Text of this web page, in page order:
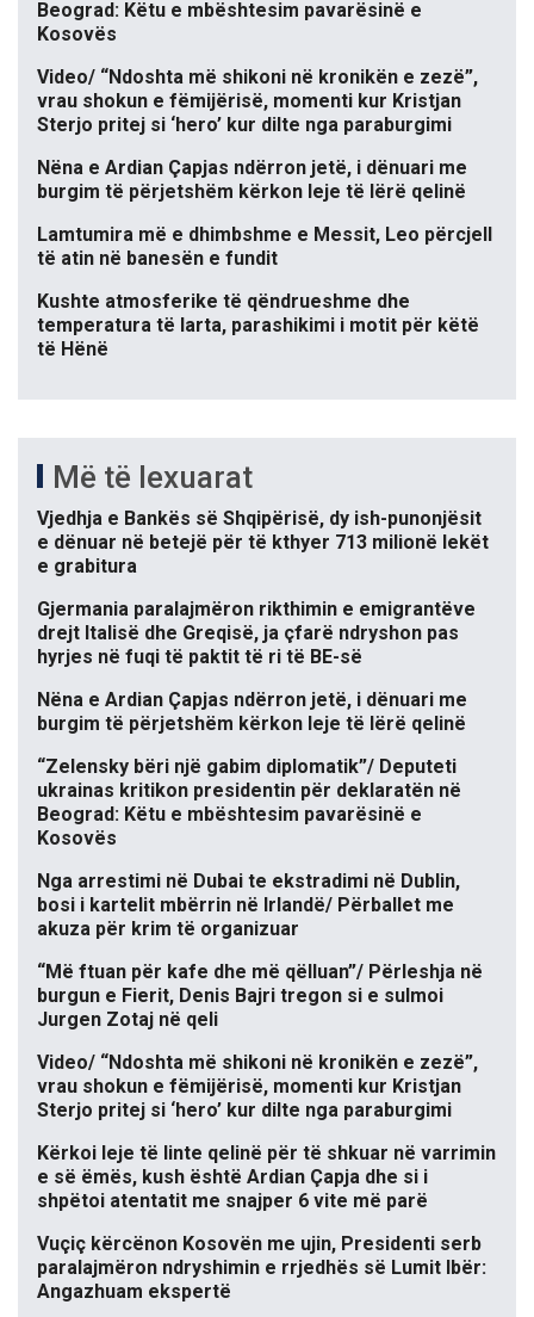
Beograd: Këtu e mbështesim pavarësinë e
Kosovës
Video/ “Ndoshta më shikoni në kronikën e zezë”,
vrau shokun e fëmijërisë, momenti kur Kristjan
Sterjo pritej si ‘hero’ kur dilte nga paraburgimi
Nëna e Ardian Çapjas ndërron jetë, i dënuari me
burgim të përjetshëm kërkon leje të lërë qelinë
Lamtumira më e dhimbshme e Messit, Leo përcjell
të atin në banesën e fundit
Kushte atmosferike të qëndrueshme dhe
temperatura të larta, parashikimi i motit për këtë
të Hënë
Më të lexuarat
Vjedhja e Bankës së Shqipërisë, dy ish-punonjësit
e dënuar në betejë për të kthyer 713 milionë lekët
e grabitura
Gjermania paralajmëron rikthimin e emigrantëve
drejt Italisë dhe Greqisë, ja çfarë ndryshon pas
hyrjes në fuqi të paktit të ri të BE-së
Nëna e Ardian Çapjas ndërron jetë, i dënuari me
burgim të përjetshëm kërkon leje të lërë qelinë
“Zelensky bëri një gabim diplomatik”/ Deputeti
ukrainas kritikon presidentin për deklaratën në
Beograd: Këtu e mbështesim pavarësinë e
Kosovës
Nga arrestimi në Dubai te ekstradimi në Dublin,
bosi i kartelit mbërrin në Irlandë/ Përballet me
akuza për krim të organizuar
“Më ftuan për kafe dhe më qëlluan”/ Përleshja në
burgun e Fierit, Denis Bajri tregon si e sulmoi
Jurgen Zotaj në qeli
Video/ “Ndoshta më shikoni në kronikën e zezë”,
vrau shokun e fëmijërisë, momenti kur Kristjan
Sterjo pritej si ‘hero’ kur dilte nga paraburgimi
Kërkoi leje të linte qelinë për të shkuar në varrimin
e së ëmës, kush është Ardian Çapja dhe si i
shpëtoi atentatit me snajper 6 vite më parë
Vuçiç kërcënon Kosovën me ujin, Presidenti serb
paralajmëron ndryshimin e rrjedhës së Lumit Ibër:
Angazhuam ekspertë